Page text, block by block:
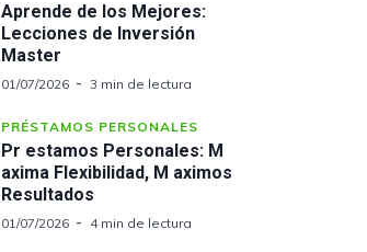
Aprende de los Mejores:
Lecciones de Inversión
Master
01/07/2026 3 min de lectura
PRÉSTAMOS PERSONALES
Pr estamos Personales: M
axima Flexibilidad, M aximos
Resultados
01/07/2026 4 min de lectura